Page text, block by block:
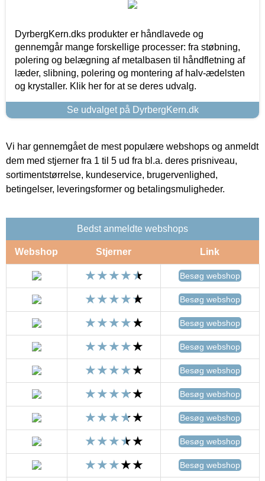
DyrbergKern.dks produkter er håndlavede og
gennemgår mange forskellige processer: fra støbning,
polering og belægning af metalbasen til håndfletning af
læder, slibning, polering og montering af halv-ædelsten
og krystaller. Klik her for at se deres udvalg.
Se udvalget på DyrbergKern.dk
Vi har gennemgået de mest populære webshops og anmeldt
dem med stjerner fra 1 til 5 ud fra bl.a. deres prisniveau,
sortimentstørrelse, kundeservice, brugervenlighed,
betingelser, leveringsformer og betalingsmuligheder.
Bedst anmeldte webshops
Webshop Stjerner Link
Besøg webshop
Besøg webshop
Besøg webshop
Besøg webshop
Besøg webshop
Besøg webshop
Besøg webshop
Besøg webshop
Besøg webshop